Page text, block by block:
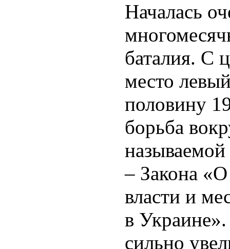
Началась
баталия. С
место
половину
борьба
– Закона «О
власти и
в
сильно